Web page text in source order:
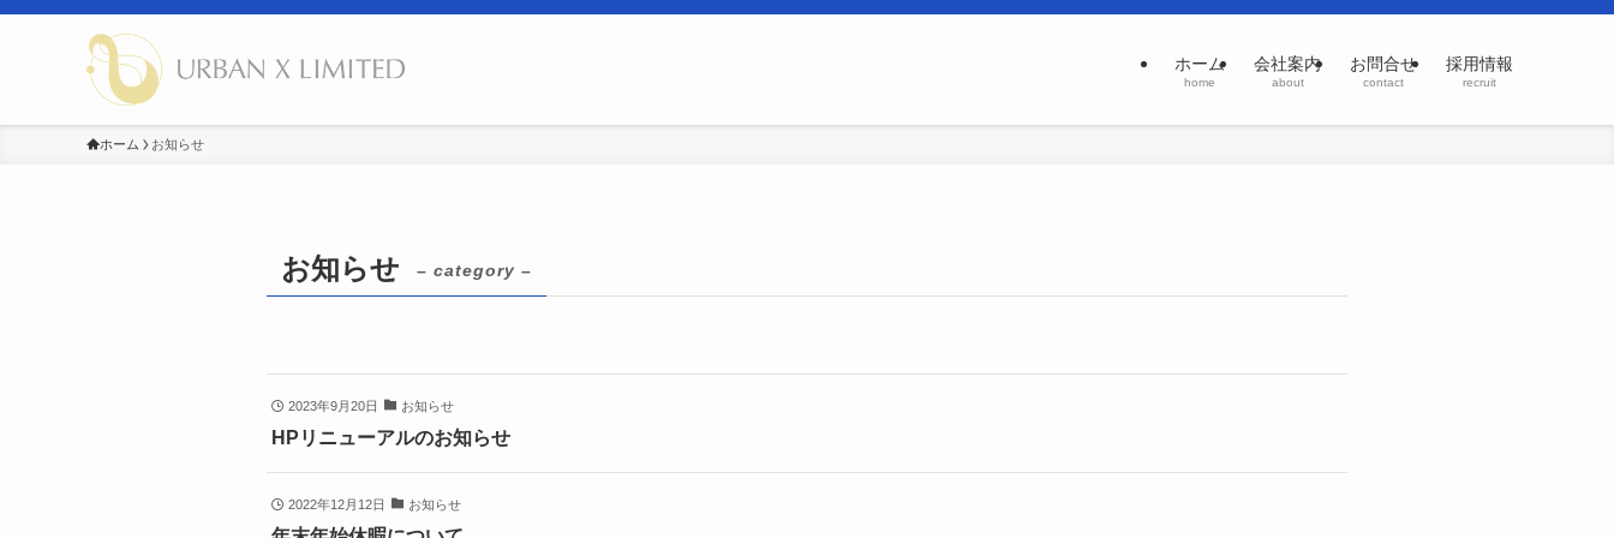
ホーム
home
会社案内
about
お問合せ
contact
採用情報
recruit
ホーム お知らせ
お知らせ – category –
2023年9月20日 お知らせ
HPリニューアルのお知らせ
2022年12月12日 お知らせ